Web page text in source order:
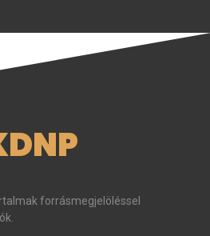
forrásmegjelöléssel